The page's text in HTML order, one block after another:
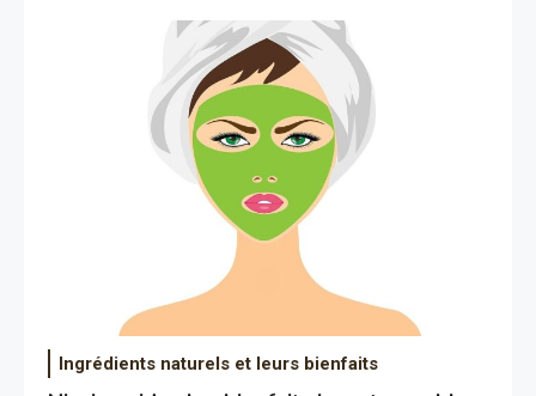
Ingrédients naturels et leurs bienfaits